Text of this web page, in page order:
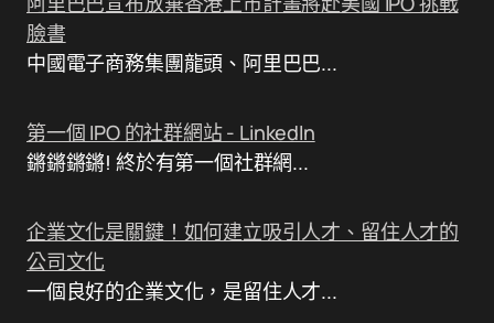
臉書
中國電子商務集團龍頭、阿里巴巴...
第一個 IPO 的社群網站 - LinkedIn
鏘鏘鏘鏘! 終於有第一個社群網...
企業文化是關鍵！如何建立吸引人才、留住人才的
公司文化
一個良好的企業文化，是留住人才...